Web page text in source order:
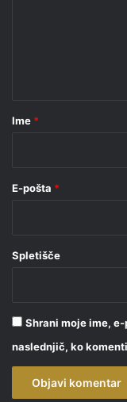
r
Ime *
E-pošta *
Spletišče
Shrani moje ime,
naslednjič, ko